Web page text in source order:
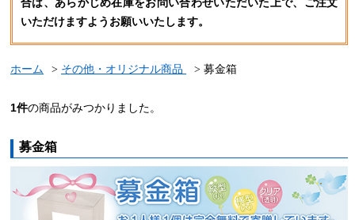
いただけますようお願いいたします。
ホーム その他・オリジナル商品 募金箱
1件の商品がみつかりました。
募金箱